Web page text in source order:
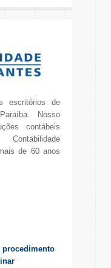
escritórios de
Nosso
contábeis
de 60 anos
procedimento